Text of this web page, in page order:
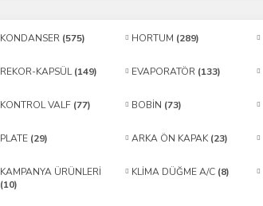
KONDANSER (575) HORTUM (289)
REKOR-KAPSÜL(149) EVAPORATÖR (133)
KONTROL VALF (77) BOBİN (73)
PLATE (29) ARKA ÖN KAPAK (23)
KAMPANYA ÜRÜNLERİ
(10)
KLİMA DÜĞME A/C (8)